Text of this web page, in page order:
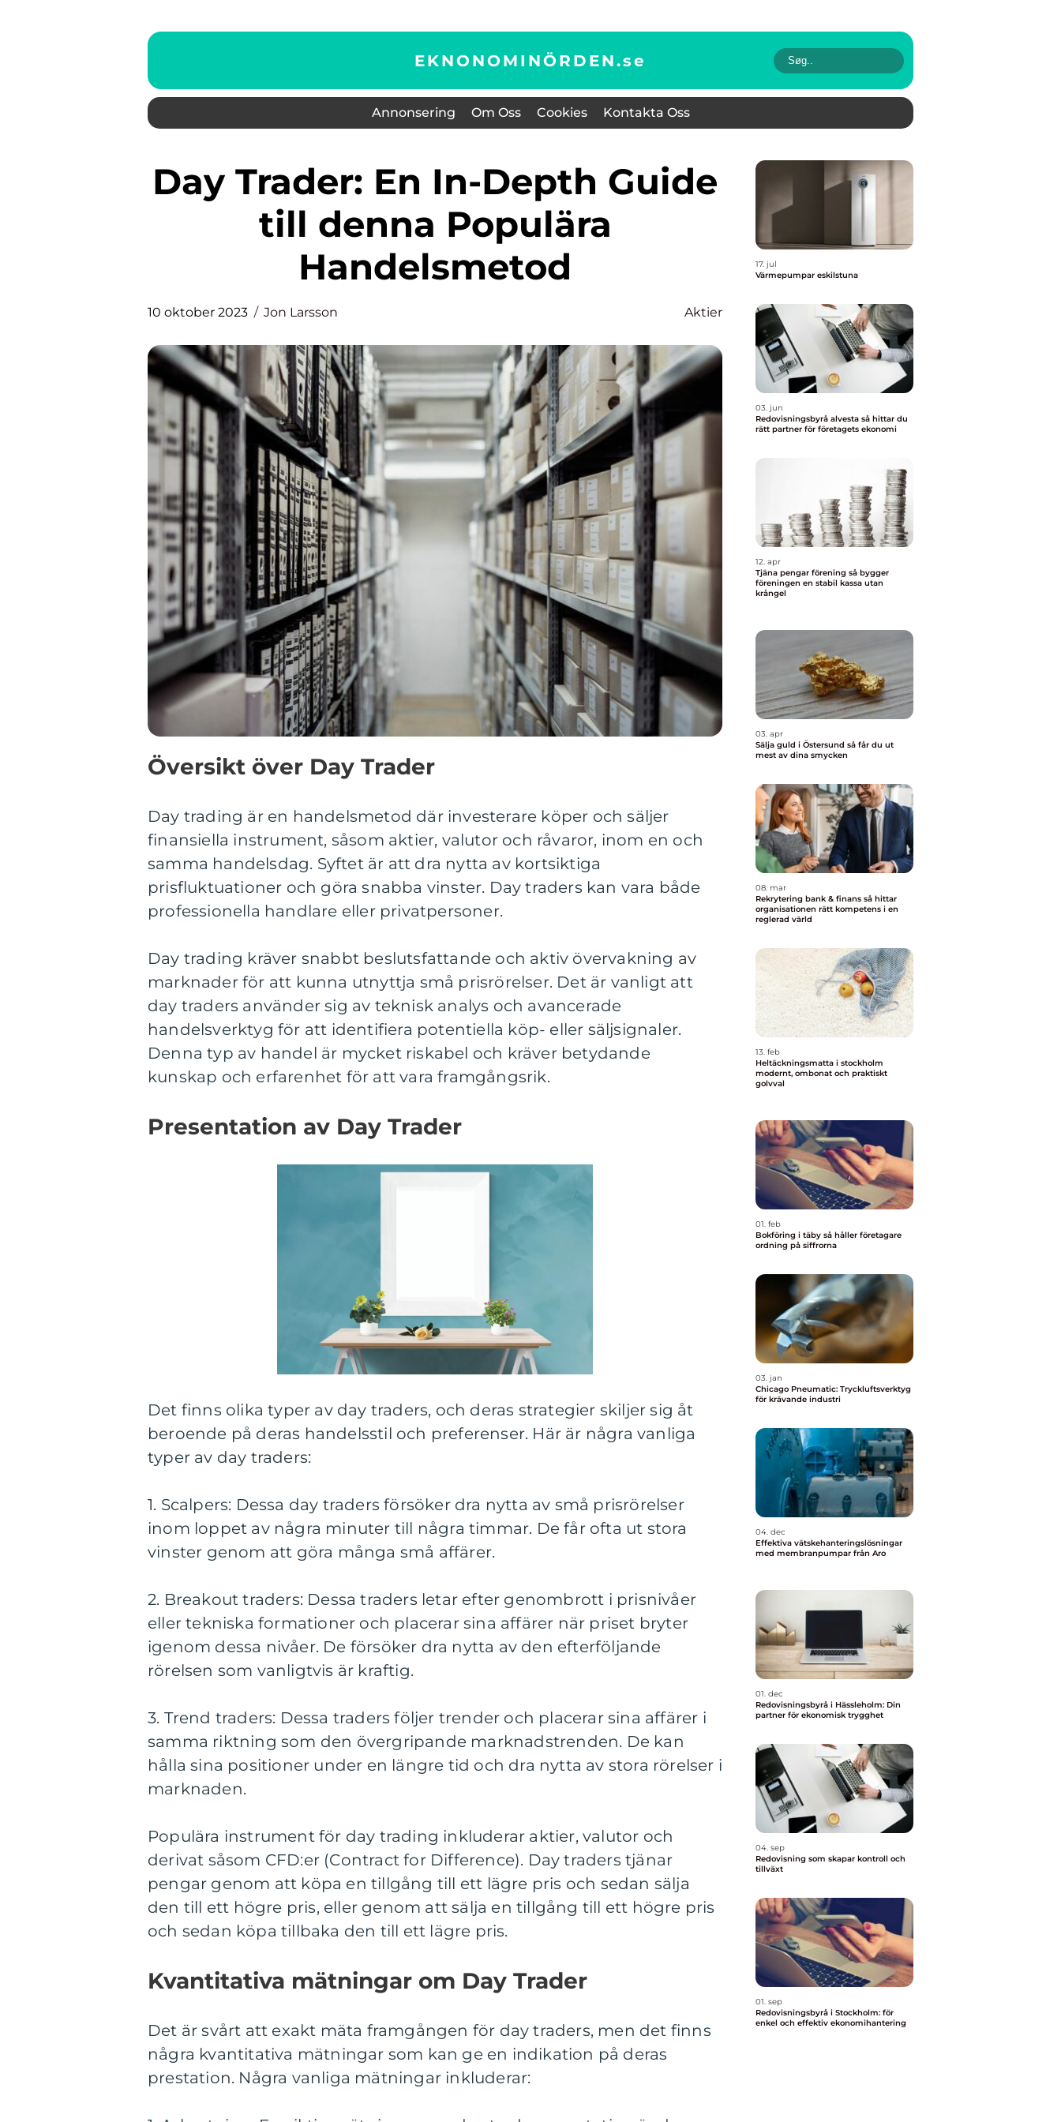
EKNONOMINÖRDEN.se
Annonsering Om Oss Cookies Kontakta Oss
Day Trader: En In-Depth Guide
till denna Populära
Handelsmetod
10 oktober 2023 Jon Larsson Aktier
Översikt över Day Trader
Day trading är en handelsmetod där investerare köper och säljer
finansiella instrument, såsom aktier, valutor och råvaror, inom en och
samma handelsdag. Syftet är att dra nytta av kortsiktiga
prisfluktuationer och göra snabba vinster. Day traders kan vara både
professionella handlare eller privatpersoner.
Day trading kräver snabbt beslutsfattande och aktiv övervakning av
marknader för att kunna utnyttja små prisrörelser. Det är vanligt att
day traders använder sig av teknisk analys och avancerade
handelsverktyg för att identifiera potentiella köp- eller säljsignaler.
Denna typ av handel är mycket riskabel och kräver betydande
kunskap och erfarenhet för att vara framgångsrik.
Presentation av Day Trader
Det finns olika typer av day traders, och deras strategier skiljer sig åt
beroende på deras handelsstil och preferenser. Här är några vanliga
typer av day traders:
1. Scalpers: Dessa day traders försöker dra nytta av små prisrörelser
inom loppet av några minuter till några timmar. De får ofta ut stora
vinster genom att göra många små affärer.
2. Breakout traders: Dessa traders letar efter genombrott i prisnivåer
eller tekniska formationer och placerar sina affärer när priset bryter
igenom dessa nivåer. De försöker dra nytta av den efterföljande
rörelsen som vanligtvis är kraftig.
3. Trend traders: Dessa traders följer trender och placerar sina affärer i
samma riktning som den övergripande marknadstrenden. De kan
hålla sina positioner under en längre tid och dra nytta av stora rörelser i
marknaden.
Populära instrument för day trading inkluderar aktier, valutor och
derivat såsom CFD:er (Contract for Difference). Day traders tjänar
pengar genom att köpa en tillgång till ett lägre pris och sedan sälja
den till ett högre pris, eller genom att sälja en tillgång till ett högre pris
och sedan köpa tillbaka den till ett lägre pris.
Kvantitativa mätningar om Day Trader
Det är svårt att exakt mäta framgången för day traders, men det finns
några kvantitativa mätningar som kan ge en indikation på deras
prestation. Några vanliga mätningar inkluderar:
17. jul
Värmepumpar eskilstuna
03. jun
Redovisningsbyrå alvesta så hittar du
rätt partner för företagets ekonomi
12. apr
Tjäna pengar förening så bygger
föreningen en stabil kassa utan
krångel
03. apr
Sälja guld i Östersund så får du ut
mest av dina smycken
08. mar
Rekrytering bank & finans så hittar
organisationen rätt kompetens i en
reglerad värld
13. feb
Heltäckningsmatta i stockholm
modernt, ombonat och praktiskt
golvval
01. feb
Bokföring i täby så håller företagare
ordning på siffrorna
03. jan
Chicago Pneumatic: Tryckluftsverktyg
för krävande industri
04. dec
Effektiva vätskehanteringslösningar
med membranpumpar från Aro
01. dec
Redovisningsbyrå i Hässleholm: Din
partner för ekonomisk trygghet
04. sep
Redovisning som skapar kontroll och
tillväxt
01. sep
Redovisningsbyrå i Stockholm: för
enkel och effektiv ekonomihantering